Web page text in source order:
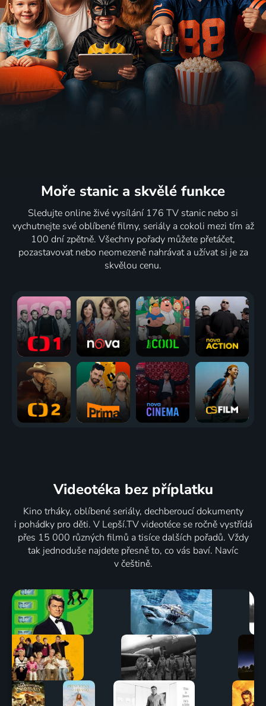
Moře stanic a skvělé funkce
Sledujte online živé vysílání 176 TV stanic nebo si
vychutnejte své oblíbené filmy, seriály a cokoli mezi tím až
100 dní zpětně. Všechny pořady můžete přetáčet,
pozastavovat nebo neomezeně nahrávat a užívat si je za
skvělou cenu.
Videotéka bez příplatku
Kino trháky, oblíbené seriály, dechberoucí dokumenty
i pohádky pro děti. V Lepší.TV videotéce se ročně vystřídá
přes 15 000 různých filmů a tisíce dalších pořadů. Vždy
tak jednoduše najdete přesně to, co vás baví. Navíc
v češtině.